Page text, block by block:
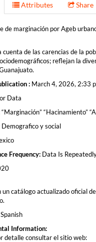
Attributes Share
de marginación por Ageb
cuenta de las carencias de la
reflejan la
: March 4, 2026, 2:33
Data
“Marginación” “Hacinamiento”
Demografico y social
Frequency: Data Is
un catálogo actualizado oficial
Spanish
Information:
detalle consultar el sitio web: